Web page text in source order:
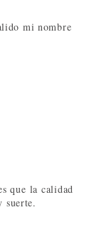
mi nombre
que la calidad
suerte.